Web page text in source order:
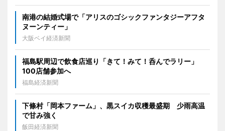
南港の結婚式場で「アリスのゴシックファンタジーアフタ
ヌーンティー」
大阪ベイ経済新聞
福島駅周辺で飲食店巡り「きて！みて！呑んでラリー」
100店舗参加へ
福島経済新聞
下條村「岡本ファーム」、黒スイカ収穫最盛期 少雨高温
で甘み強く
飯田経済新聞